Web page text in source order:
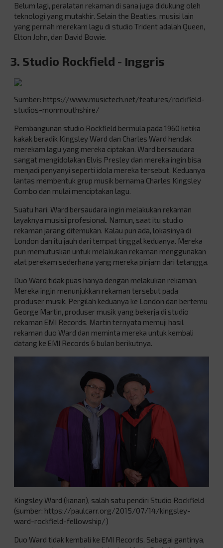
Belum lagi, peralatan rekaman di sana juga didukung oleh
teknologi yang mutakhir. Selain the Beatles, musisi lain
yang pernah merekam lagu di studio Trident adalah Queen,
Elton John, dan David Bowie.
3. Studio Rockfield - Inggris
Sumber: https://www.musictech.net/features/rockfield-
studios-monmouthshire/
Pembangunan studio Rockfield bermula pada 1960 ketika
kakak beradik Kingsley Ward dan Charles Ward hendak
merekam lagu yang mereka ciptakan. Ward bersaudara
sangat mengidolakan Elvis Presley dan mereka ingin bisa
menjadi penyanyi seperti idola mereka tersebut. Keduanya
lantas membentuk grup musik bernama Charles Kingsley
Combo dan mulai menciptakan lagu.
Suatu hari, Ward bersaudara ingin melakukan rekaman
layaknya musisi profesional. Namun, saat itu studio
rekaman jarang ditemukan. Kalau pun ada, lokasinya di
London dan itu jauh dari tempat tinggal keduanya. Mereka
pun memutuskan untuk melakukan rekaman menggunakan
alat perekam sederhana yang mereka pinjam dari tetangga.
Duo Ward tidak puas hanya dengan melakukan rekaman.
Mereka ingin menunjukkan rekaman tersebut pada
produser musik. Pergilah keduanya ke London dan bertemu
George Martin, produser musik yang bekerja di studio
rekaman EMI Records. Martin ternyata memuji hasil
rekaman duo Ward dan meminta mereka untuk kembali
datang ke EMI Records 6 bulan berikutnya.
Kingsley Ward (kanan), salah satu pendiri Studio Rockfield
(sumber: https://paulcarr.org/2015/07/14/kingsley-
ward-rockfield-fellowship/)
Duo Ward tidak kembali ke EMI Records. Sebagai gantinya,